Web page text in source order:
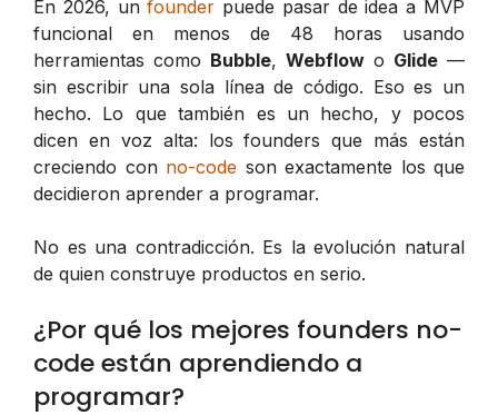
En 2026, unfounder puede pasar de idea a MVP
funcional en menos de 48 horas usando
herramientas como Bubble, Webflow o Glide —
sin escribir una sola línea de código. Eso es un
hecho. Lo que también es un hecho, y pocos
dicen en voz alta: los founders que más están
creciendo con no-code son exactamente los que
decidieron aprender a programar.
No es una contradicción. Es la evolución natural
de quien construye productos en serio.
¿Por qué los mejores founders no-
code están aprendiendo a
programar?